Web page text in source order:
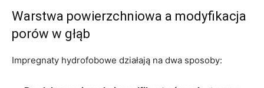
Warstwa powierzchniowa a modyfikacja
porów w głąb
Impregnaty hydrofobowe działają na dwa sposoby: